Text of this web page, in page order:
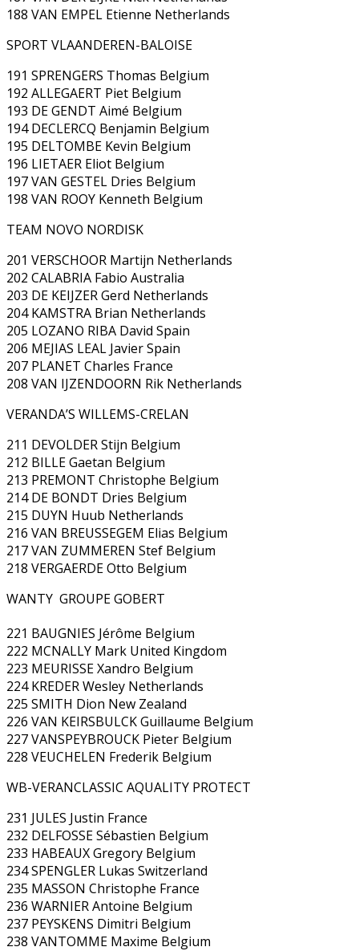
188 VAN EMPEL Etienne Netherlands
SPORT VLAANDEREN-BALOISE
191 SPRENGERS Thomas Belgium
192 ALLEGAERT Piet Belgium
193 DE GENDT Aimé Belgium
194 DECLERCQ Benjamin Belgium
195 DELTOMBE Kevin Belgium
196 LIETAER Eliot Belgium
197 VAN GESTEL Dries Belgium
198 VAN ROOY Kenneth Belgium
TEAM NOVO NORDISK
201 VERSCHOOR Martijn Netherlands
202 CALABRIA Fabio Australia
203 DE KEIJZER Gerd Netherlands
204 KAMSTRA Brian Netherlands
205 LOZANO RIBA David Spain
206 MEJIAS LEAL Javier Spain
207 PLANET Charles France
208 VAN IJZENDOORN Rik Netherlands
VERANDA’S WILLEMS-CRELAN
211 DEVOLDER Stijn Belgium
212 BILLE Gaetan Belgium
213 PREMONT Christophe Belgium
214 DE BONDT Dries Belgium
215 DUYN Huub Netherlands
216 VAN BREUSSEGEM Elias Belgium
217 VAN ZUMMEREN Stef Belgium
218 VERGAERDE Otto Belgium
WANTY  GROUPE GOBERT
221 BAUGNIES Jérôme Belgium
222 MCNALLY Mark United Kingdom
223 MEURISSE Xandro Belgium
224 KREDER Wesley Netherlands
225 SMITH Dion New Zealand
226 VAN KEIRSBULCK Guillaume Belgium
227 VANSPEYBROUCK Pieter Belgium
228 VEUCHELEN Frederik Belgium
WB-VERANCLASSIC AQUALITY PROTECT
231 JULES Justin France
232 DELFOSSE Sébastien Belgium
233 HABEAUX Gregory Belgium
234 SPENGLER Lukas Switzerland
235 MASSON Christophe France
236 WARNIER Antoine Belgium
237 PEYSKENS Dimitri Belgium
238 VANTOMME Maxime Belgium